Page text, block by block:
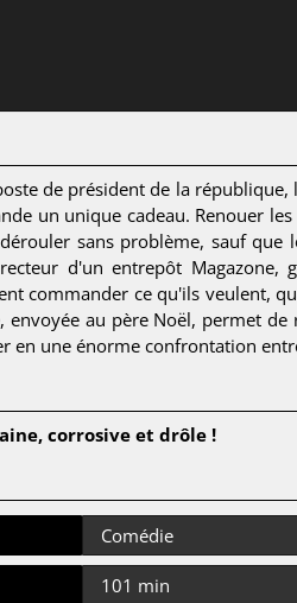
de président de la
un unique cadeau. Renouer
sans problème, sauf que
d'un entrepôt
commander ce qu'ils veulent,
envoyée au père Noël, permet
en une énorme confrontation
corrosive et drôle !
Comédie
101 min